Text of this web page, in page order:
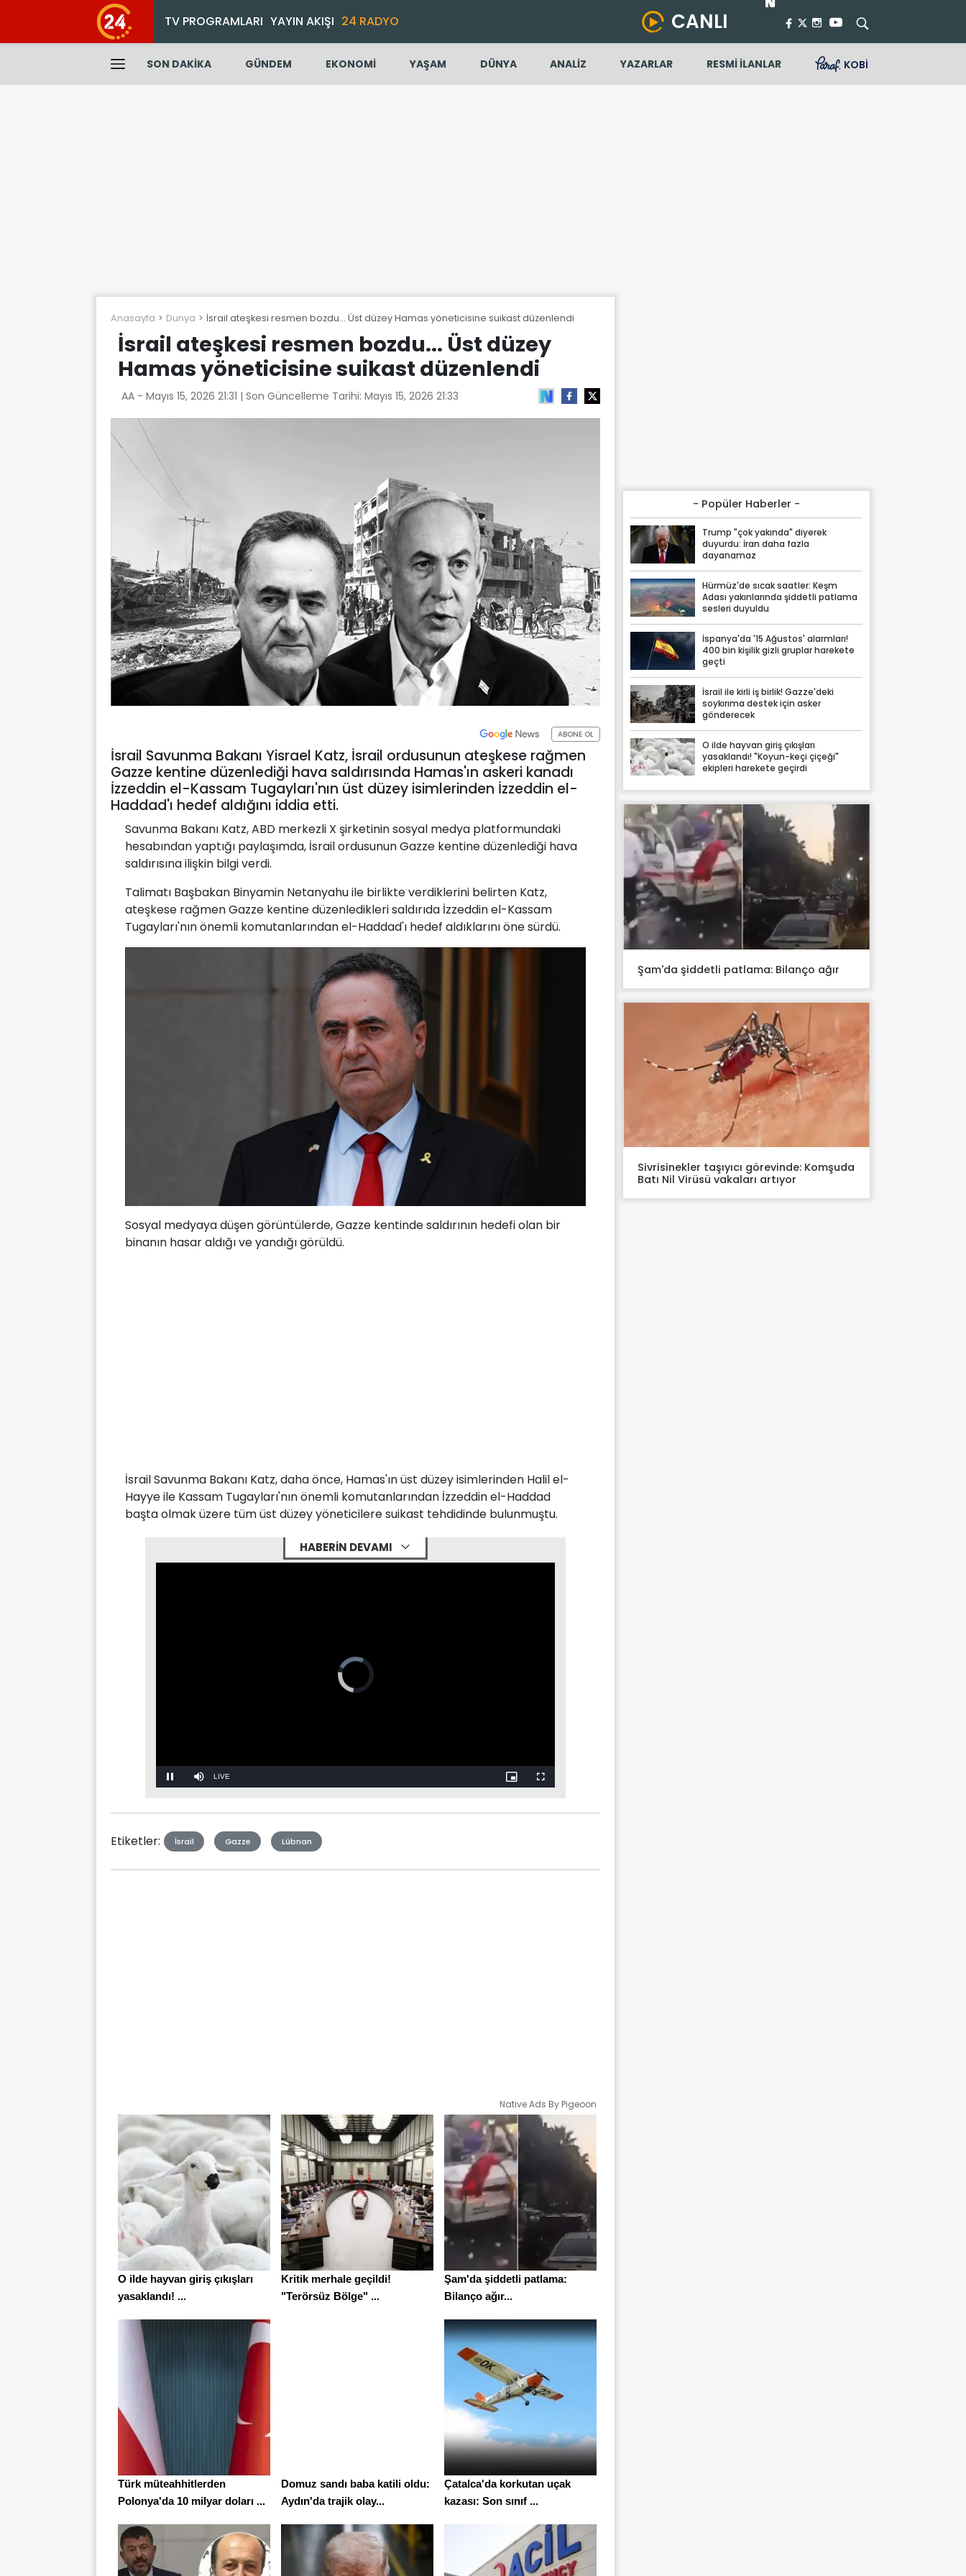
TV PROGRAMLARI YAYIN AKIŞI 24 RADYO CANLI
SON DAKİKA GÜNDEM EKONOMİ YAŞAM DÜNYA ANALİZ YAZARLAR RESMİ İLANLAR KOBİ
Anasayfa Dunya İsrail ateşkesi resmen bozdu... Üst düzey Hamas yöneticisine suikast düzenlendi
İsrail ateşkesi resmen bozdu... Üst düzey
Hamas yöneticisine suikast düzenlendi
AA - Mayıs 15, 2026 21:31 | Son Güncelleme Tarihi: Mayıs 15, 2026 21:33
ABONE OL
İsrail Savunma Bakanı Yisrael Katz, İsrail ordusunun ateşkese rağmen
Gazze kentine düzenlediği hava saldırısında Hamas'ın askeri kanadı
İzzeddin el-Kassam Tugayları'nın üst düzey isimlerinden İzzeddin el-
Haddad'ı hedef aldığını iddia etti.
Savunma Bakanı Katz, ABD merkezli X şirketinin sosyal medya platformundaki
hesabından yaptığı paylaşımda, İsrail ordusunun Gazze kentine düzenlediği hava
saldırısına ilişkin bilgi verdi.
Talimatı Başbakan Binyamin Netanyahu ile birlikte verdiklerini belirten Katz,
ateşkese rağmen Gazze kentine düzenledikleri saldırıda İzzeddin el-Kassam
Tugayları'nın önemli komutanlarından el-Haddad'ı hedef aldıklarını öne sürdü.
Sosyal medyaya düşen görüntülerde, Gazze kentinde saldırının hedefi olan bir
binanın hasar aldığı ve yandığı görüldü.
İsrail Savunma Bakanı Katz, daha önce, Hamas'ın üst düzey isimlerinden Halil el-
Hayye ile Kassam Tugayları'nın önemli komutanlarından İzzeddin el-Haddad
başta olmak üzere tüm üst düzey yöneticilere suikast tehdidinde bulunmuştu.
HABERİN DEVAMI
Mute Stream
Etiketler: İsrail Gazze Lübnan
Native Ads By Pigeoon
O ilde hayvan giriş çıkışları
yasaklandı! ...
Kritik merhale geçildi!
"Terörsüz Bölge" ...
Şam'da şiddetli patlama:
Bilanço ağır...
Türk müteahhitlerden
Polonya'da 10 milyar doları ...
Domuz sandı baba katili oldu:
Aydın'da trajik olay...
Çatalca'da korkutan uçak
kazası: Son sınıf ...
- Popüler Haberler -
Trump "çok yakında" diyerek
duyurdu: İran daha fazla
dayanamaz
Hürmüz'de sıcak saatler: Keşm
Adası yakınlarında şiddetli patlama
sesleri duyuldu
İspanya'da '15 Ağustos' alarmları!
400 bin kişilik gizli gruplar harekete
geçti
İsrail ile kirli iş birlik! Gazze'deki
soykırıma destek için asker
gönderecek
O ilde hayvan giriş çıkışları
yasaklandı! "Koyun-keçi çiçeği"
ekipleri harekete geçirdi
Şam'da şiddetli patlama: Bilanço ağır
Sivrisinekler taşıyıcı görevinde: Komşuda
Batı Nil Virüsü vakaları artıyor